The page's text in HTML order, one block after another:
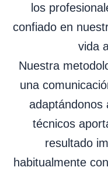
los
confiado en
vida
Nuestra
una
adaptándonos
técnicos
resultado
habitualmente